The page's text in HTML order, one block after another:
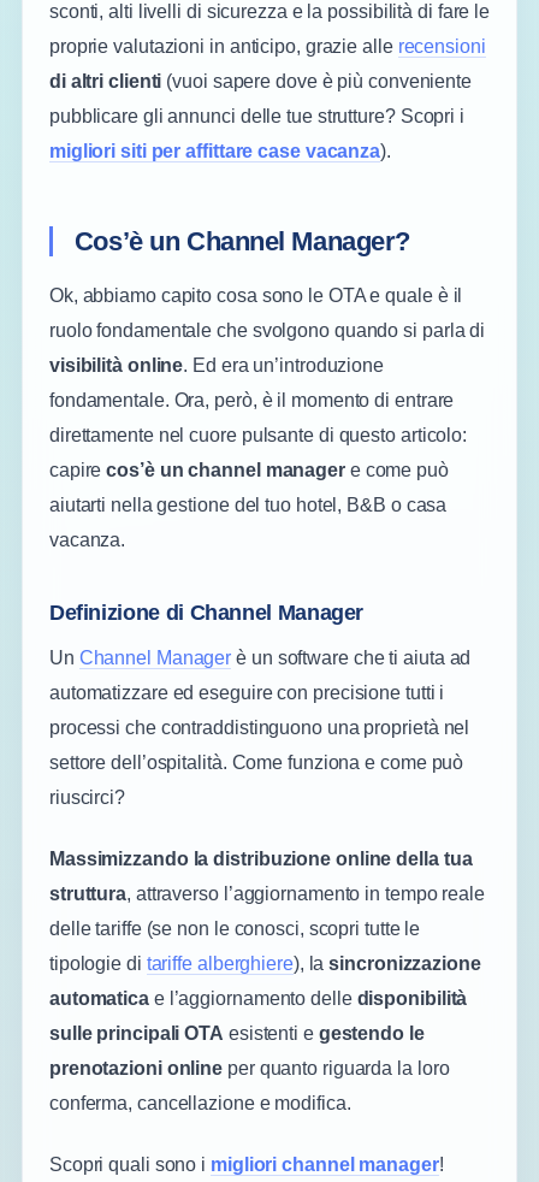
sconti, alti livelli di sicurezza e la possibilità di fare le
proprie valutazioni in anticipo, grazie alle recensioni
di altri clienti (vuoi sapere dove è più conveniente
pubblicare gli annunci delle tue strutture? Scopri i
migliori siti per affittare case vacanza).
Cos’è un Channel Manager?
Ok, abbiamo capito cosa sono le OTA e quale è il
ruolo fondamentale che svolgono quando si parla di
visibilità online. Ed era un’introduzione
fondamentale. Ora, però, è il momento di entrare
direttamente nel cuore pulsante di questo articolo:
capirecos’è un channel managere come può
aiutarti nella gestione del tuo hotel, B&B o casa
vacanza.
Definizione di Channel Manager
Un Channel Manager è un software che ti aiuta ad
automatizzare ed eseguire con precisione tutti i
processi che contraddistinguono una proprietà nel
settore dell’ospitalità. Come funziona e come può
riuscirci?
Massimizzando la distribuzione online della tua
struttura, attraverso l’aggiornamento in tempo reale
delle tariffe (se non le conosci, scopri tutte le
tipologie di tariffe alberghiere), lasincronizzazione
automaticae l’aggiornamento delle disponibilità
sulle principali OTA esistenti e gestendo le
prenotazioni online per quanto riguarda la loro
conferma, cancellazione e modifica.
Scopri quali sono i migliori channel manager!